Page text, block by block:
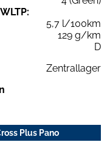
5,7 l/100km
129 g/km
D
Zentrallager
Plus Pano